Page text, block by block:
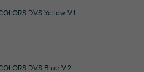
DVS Yellow V.1
DVS Blue V.2